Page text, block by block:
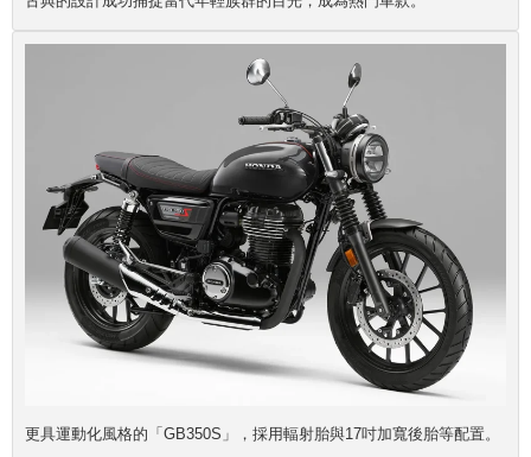
更具運動化風格的「GB350S」，採用輻射胎與17吋加寬後胎等配置。